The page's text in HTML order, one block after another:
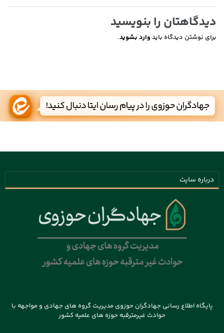
دیدگاهتان را بنویسید
برای نوشتن دیدگاه باید وارد بشوید.
درباره سایت
پایگاه اطلاع رسانی جهادگران حوزوی مدیریت گروه های جهادی و مواجهه با
حوادث غیرمترقبه حوزه های علمیه کشور